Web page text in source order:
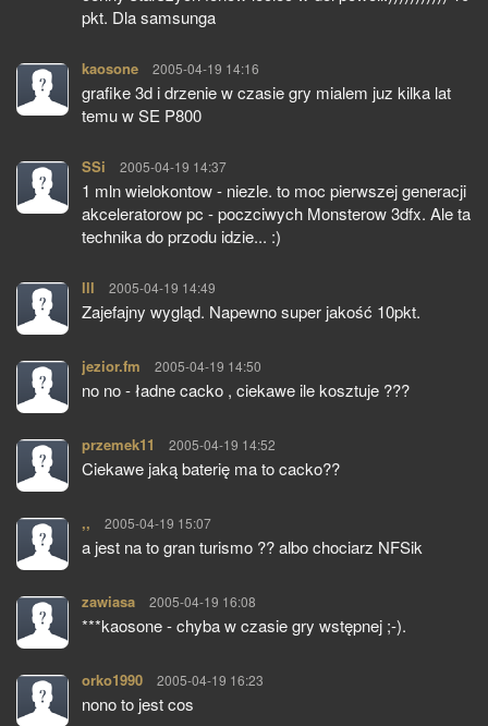
pkt. Dla samsunga
kaosone pisze:
2005-04-19 14:16
grafike 3d i drzenie w czasie gry mialem juz kilka lat
temu w SE P800
SSi pisze:
2005-04-19 14:37
1 mln wielokontow - niezle. to moc pierwszej generacji
akceleratorow pc - poczciwych Monsterow 3dfx. Ale ta
technika do przodu idzie... :)
lll pisze:
2005-04-19 14:49
Zajefajny wygląd. Napewno super jakość 10pkt.
jezior.fm pisze:
2005-04-19 14:50
no no - ładne cacko , ciekawe ile kosztuje ???
przemek11 pisze:
2005-04-19 14:52
Ciekawe jaką baterię ma to cacko??
,, pisze:
2005-04-19 15:07
a jest na to gran turismo ?? albo chociarz NFSik
zawiasa pisze:
2005-04-19 16:08
***kaosone - chyba w czasie gry wstępnej ;-).
orko1990 pisze:
2005-04-19 16:23
nono to jest cos